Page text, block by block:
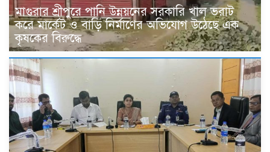
মাগুরার শ্রীপুরে পানি উন্নয়নের সরকারি খাল ভরাট
করে মার্কেট ও বাড়ি নির্মাণের অভিযোগ উঠেছে এক
কৃষকের বিরুদ্ধে